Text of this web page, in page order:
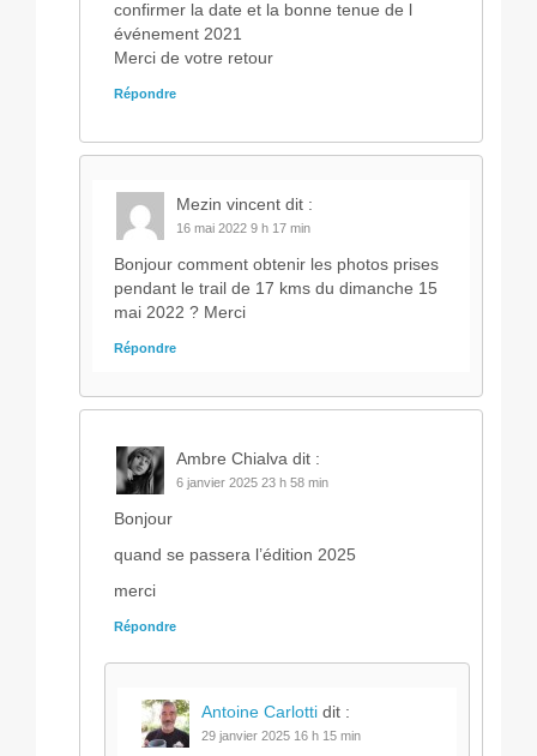
confirmer la date et la bonne tenue de l
événement 2021
Merci de votre retour
Répondre
Mezin vincent dit :
16 mai 2022 9 h 17 min
Bonjour comment obtenir les photos prises
pendant le trail de 17 kms du dimanche 15
mai 2022 ? Merci
Répondre
Ambre Chialva dit :
6 janvier 2025 23 h 58 min
Bonjour
quand se passera l’édition 2025
merci
Répondre
Antoine Carlotti dit :
29 janvier 2025 16 h 15 min